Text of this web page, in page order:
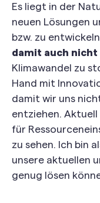
Es liegt in der
neuen Lösungen
bzw. zu
damit auch nicht
Klimawandel zu
Hand mit
damit wir uns
entziehen.
für
zu sehen. Ich bin
unsere aktuellen
genug lösen